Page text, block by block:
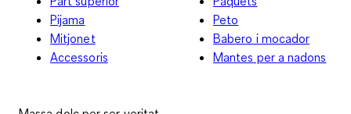
Pijama
Mitjonet
Accessoris
Peto
Babero i mocador
Mantes per a nadons